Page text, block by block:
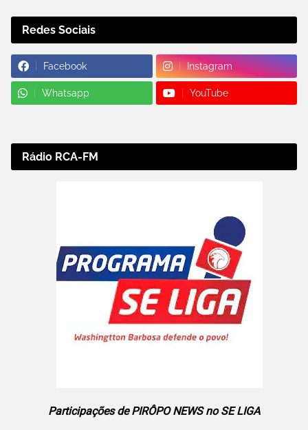
Redes Sociais
Facebook Instagram
Whatsapp YouTube
Rádio RCA-FM
Participações de PIRÔPO NEWS no SE LIGA